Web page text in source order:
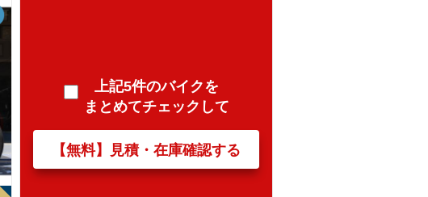
上記5件のバイクを
まとめてチェックして
【無料】見積・在庫確認する